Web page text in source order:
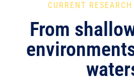
CURRENT
From